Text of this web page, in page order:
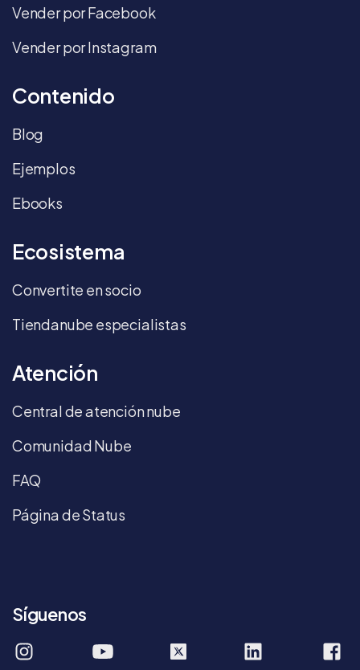
Vender por Facebook
Vender por Instagram
Contenido
Blog
Ejemplos
Ebooks
Ecosistema
Convertite en socio
Tiendanube especialistas
Atención
Central de atención nube
Comunidad Nube
FAQ
Página de Status
Síguenos
tiendanube tiendanube company/